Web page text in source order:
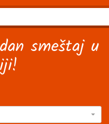
smeštaj u